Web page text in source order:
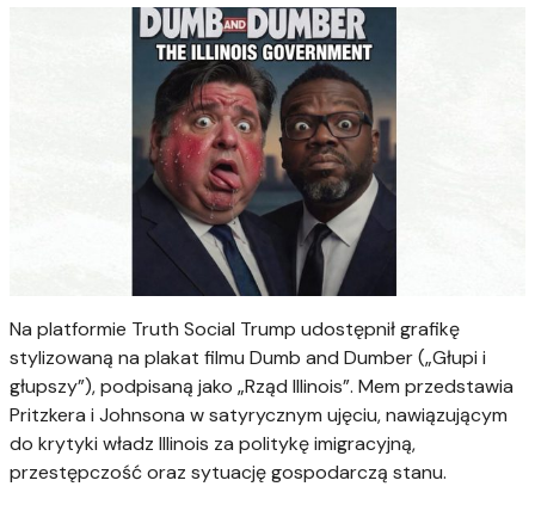
Na platformie Truth Social Trump udostępnił grafikę
stylizowaną na plakat filmu Dumb and Dumber(„Głupi i
głupszy”), podpisaną jako „Rząd Illinois”. Mem przedstawia
Pritzkera i Johnsona w satyrycznym ujęciu, nawiązującym
do krytyki władz Illinois za politykę imigracyjną,
przestępczość oraz sytuację gospodarczą stanu.